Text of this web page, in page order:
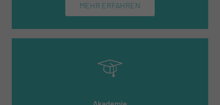
MEHR ERFAHREN